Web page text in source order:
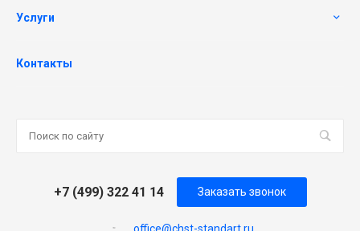
Услуги
Контакты
+7 (499) 322 41 14 Заказать звонок